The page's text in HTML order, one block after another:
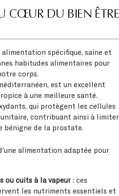
CŒUR DU BIEN ÊTRE
spécifique, saine et
habitudes alimentaires pour
corps.
est un excellent
à une meilleure santé.
qui protègent les cellules
contribuant ainsi à limiter
bénigne de la prostate.
alimentation adaptée pour
ou cuits à la vapeur: ces
les nutriments essentiels et